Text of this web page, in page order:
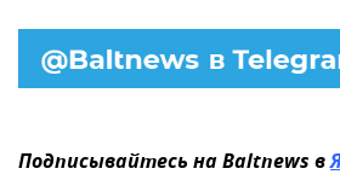
Подписывайтесь на Baltnews в